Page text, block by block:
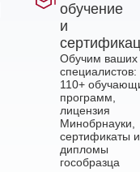
обучение
и
Обучим ваших
специалистов:
110+
программ,
лицензия
Минобрнауки,
сертификаты и
дипломы
гособразца